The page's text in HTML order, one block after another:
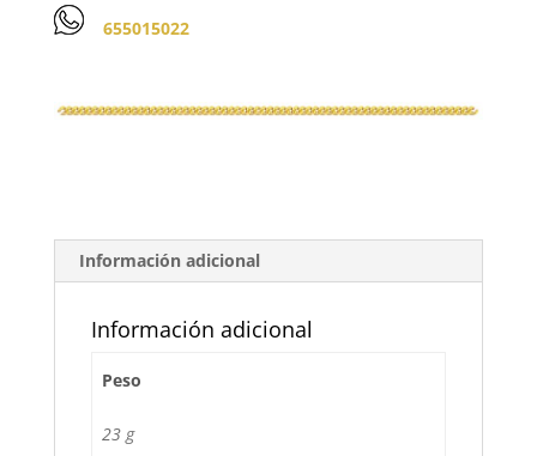
655015022
Información adicional
Información adicional
Peso
23 g